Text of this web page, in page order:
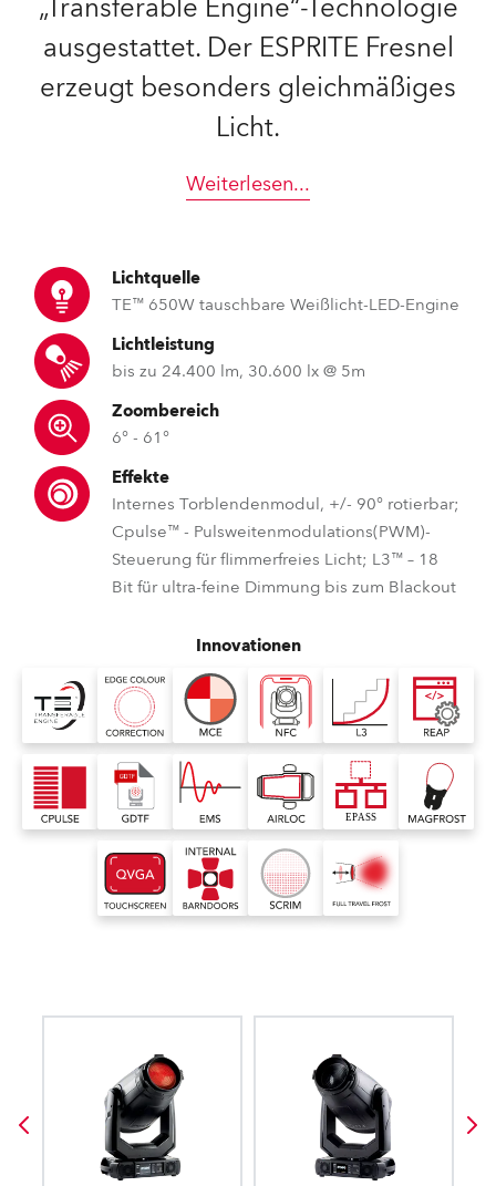
„Transferable Engine“-Technologie
ausgestattet. Der ESPRITE Fresnel
erzeugt besonders gleichmäßiges
Licht.
Weiterlesen...
Lichtquelle
TE™ 650W tauschbare Weißlicht-LED-Engine
Lichtleistung
bis zu 24.400 lm, 30.600 lx @ 5m
Zoombereich
6° - 61°
Effekte
Internes Torblendenmodul, +/- 90° rotierbar;
Cpulse™ - Pulsweitenmodulations(PWM)-
Steuerung für flimmerfreies Licht; L3™ – 18
Bit für ultra-feine Dimmung bis zum Blackout
Innovationen